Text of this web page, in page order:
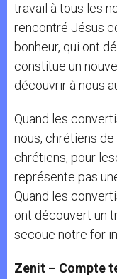
travail à tous les
rencontré Jésus
bonheur, qui ont
constitue un
découvrir à nous
Quand les
nous, chrétiens
chrétiens, pour
représente pas
Quand les
ont découvert un
secoue notre for
Zenit – Compte